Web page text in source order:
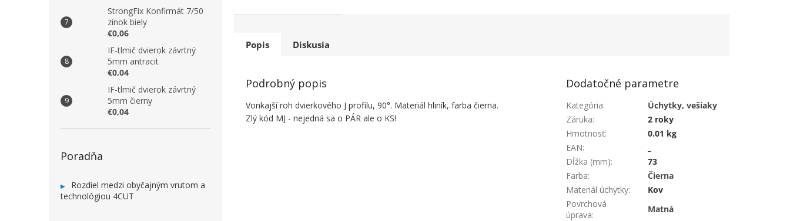
StrongFix Konfirmát 7/50
zinok biely
€0,06
IF-tlmič dvierok závrtný
5mm antracit
€0,04
IF-tlmič dvierok závrtný
5mm čierny
€0,04
Poradňa
Rozdiel medzi obyčajným vrutom a
technológiou 4CUT
Popis Diskusia
Podrobný popis
Vonkajší roh dvierkového J profilu, 90°. Materiál hliník, farba čierna.
Zlý kód MJ - nejedná sa o PÁR ale o KS!
Dodatočné parametre
Kategória:
Úchytky, vešiaky
Záruka:
2 roky
Hmotnosť:
0.01 kg
EAN:
Dĺžka (mm):
73
Farba:
Čierna
Materiál úchytky:
Kov
Povrchová
úprava:
Matná